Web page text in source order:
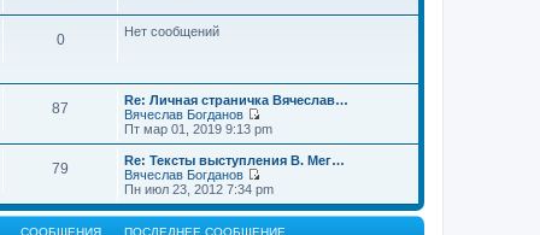
е
м
б
щ
н
и
ю
с
д
н
е
м
о
о
б
щ
е
0 Нет сообщений
87
Re: Личная страничка Вячеслав…
Вячеслав Богданов
П
е
р
е
й
т
и
к
Пт мар 01, 2019 9:13 pm
79
Re: Тексты выступления В. Мег…
Вячеслав Богданов
П
е
р
е
Пн июл 23, 2012 7:34 pm
СООБЩЕНИЯ ПОСЛЕДНЕЕ СООБЩЕНИЕ